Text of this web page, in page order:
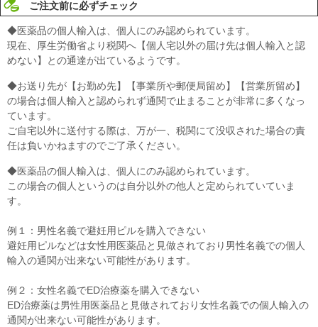
ご注文前に必ずチェック
◆医薬品の個人輸入は、個人にのみ認められています。
現在、厚生労働省より税関へ【個人宅以外の届け先は個人輸入と認
めない】との通達が出ているようです。
◆お送り先が【お勤め先】【事業所や郵便局留め】【営業所留め】
の場合は個人輸入と認められず通関で止まることが非常に多くなっ
ています。
ご自宅以外に送付する際は、万が一、税関にて没収された場合の責
任は負いかねますのでご了承ください。
◆医薬品の個人輸入は、個人にのみ認められています。
この場合の個人というのは自分以外の他人と定められていていま
す。
例１：男性名義で避妊用ピルを購入できない
避妊用ピルなどは女性用医薬品と見做されており男性名義での個人
輸入の通関が出来ない可能性があります。
例２：女性名義でED治療薬を購入できない
ED治療薬は男性用医薬品と見做されており女性名義での個人輸入の
通関が出来ない可能性があります。